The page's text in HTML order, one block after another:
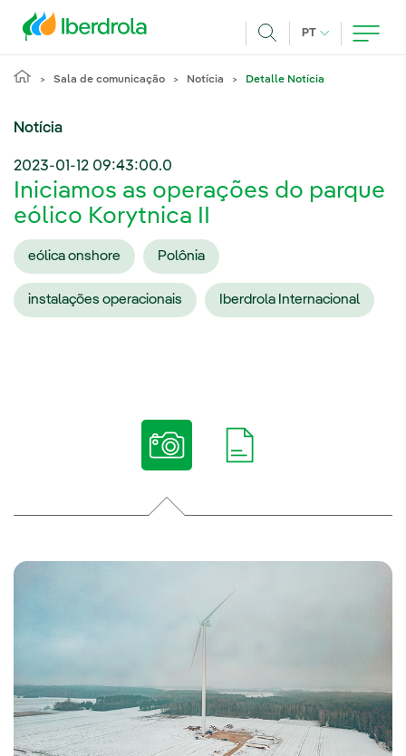
PT IDIOMA ATUAL,
Sala de comunicação Notícia Detalle Notícia
Notícia
2023-01-12 09:43:00.0
Iniciamos as operações do parque
eólico Korytnica II
eólica onshore Polônia
instalações operacionais Iberdrola Internacional